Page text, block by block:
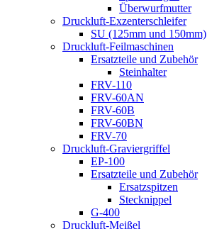
Überwurfmutter
Druckluft-Exzenterschleifer
SU (125mm und 150mm)
Druckluft-Feilmaschinen
Ersatzteile und Zubehör
Steinhalter
FRV-110
FRV-60AN
FRV-60B
FRV-60BN
FRV-70
Druckluft-Graviergriffel
EP-100
Ersatzteile und Zubehör
Ersatzspitzen
Stecknippel
G-400
Druckluft-Meißel